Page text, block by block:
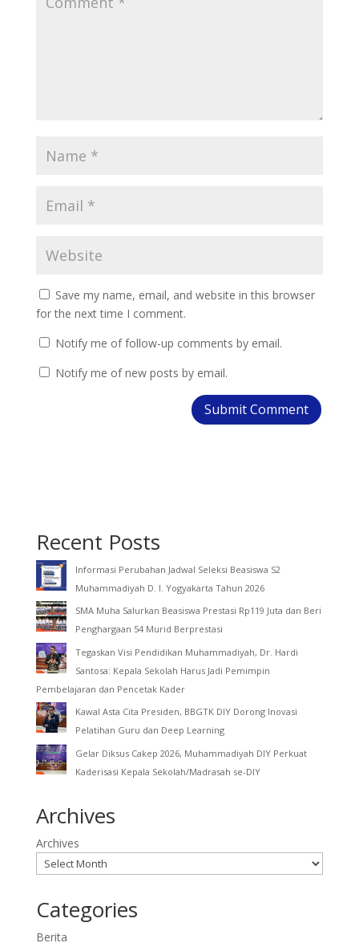
Save my name, email, and website in this browser
for the next time I comment.
Notify me of follow-up comments by email.
Notify me of new posts by email.
Recent Posts
Informasi Perubahan Jadwal Seleksi Beasiswa S2
Muhammadiyah D. I. Yogyakarta Tahun 2026
SMA Muha Salurkan Beasiswa Prestasi Rp119 Juta dan Beri
Penghargaan 54 Murid Berprestasi
Tegaskan Visi Pendidikan Muhammadiyah, Dr. Hardi
Santosa: Kepala Sekolah Harus Jadi Pemimpin
Pembelajaran dan Pencetak Kader
Kawal Asta Cita Presiden, BBGTK DIY Dorong Inovasi
Pelatihan Guru dan Deep Learning
Gelar Diksus Cakep 2026, Muhammadiyah DIY Perkuat
Kaderisasi Kepala Sekolah/Madrasah se-DIY
Archives
Archives
Categories
Berita